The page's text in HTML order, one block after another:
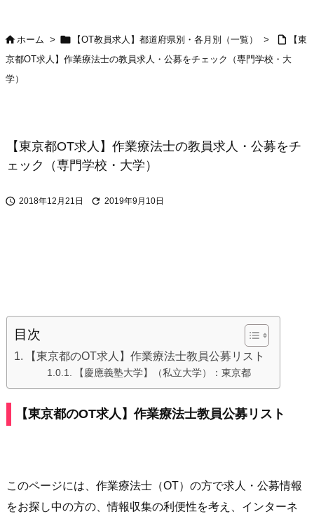
ホーム >  【OT教員求人】都道府県別・各月別（一覧） > 
【東
京都OT求人】作業療法士の教員求人・公募をチェック（専門学校・大
学）
【東京都OT求人】作業療法士の教員求人・公募をチ
ェック（専門学校・大学）
 2018年12月21日  2019年9月10日
目次
【東京都のOT求人】作業療法士教員公募リスト
【慶應義塾大学】（私立大学）：東京都
【東京都のOT求人】作業療法士教員公募 リスト
このページには、作業療法士（OT）の方で求人・公募情報
をお探し中の方の、情報収集の利便性を考え、インターネ